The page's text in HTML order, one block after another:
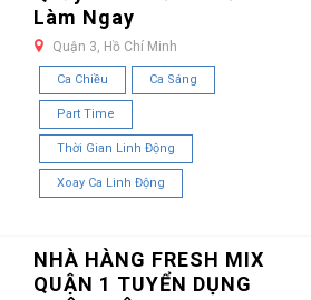
Làm Ngay
Quận 3, Hồ Chí Minh
Ca Chiều Ca Sáng
Part Time
Thời Gian Linh Động
Xoay Ca Linh Động
NHÀ HÀNG FRESH MIX
QUẬN 1 TUYỂN DỤNG